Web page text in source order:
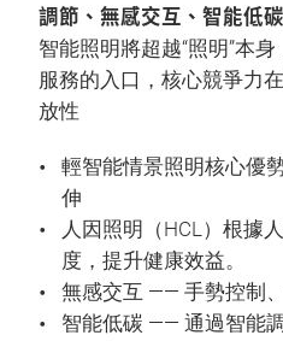
調節、無感交互、智能低
智能照明將超越“照明”本
服務的入口，核心競爭力
放性
輕智能情景照明核心優
伸
人因照明（HCL）根據
度，提升健康效益。
無感交互 —— 手勢控制
智能低碳 —— 通過智能